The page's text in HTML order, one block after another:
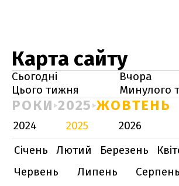
Карта сайту
Сьогодні
Вчора
Цього тижня
Минулого
РОКИ 2025 ЖОВТЕНЬ
2024 2025
2026
Січень
Лютий Березень
Червень
Липень Серпень